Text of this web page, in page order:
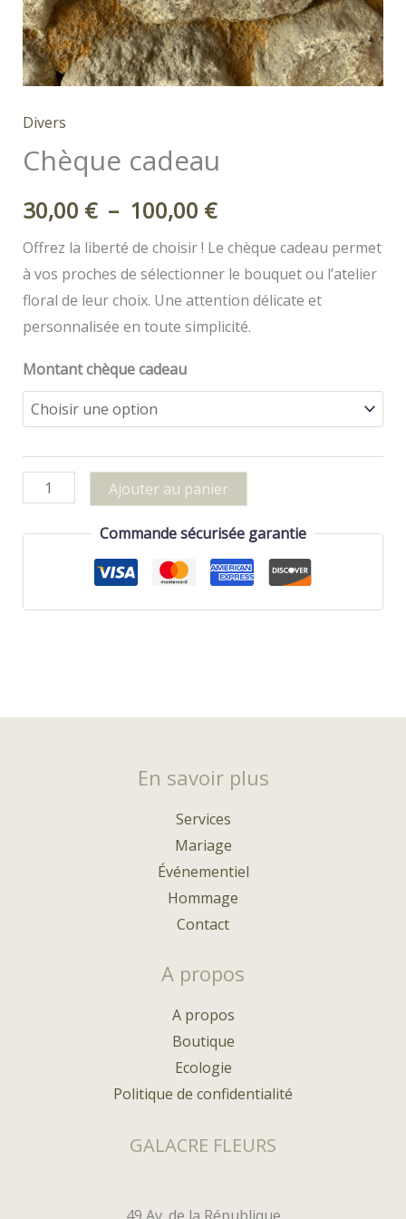
Divers
Chèque cadeau
30,00 € – 100,00 €Plage
de
prix :
30,00 €
Offrez la liberté de choisir ! Le chèque cadeau permet
à vos proches de sélectionner le bouquet ou l’atelier
floral de leur choix. Une attention délicate et
personnalisée en toute simplicité.
Montant chèque cadeau
quantité
de
Chèque
Ajouter au panier
Commande sécurisée garantie
En savoir plus
Services
Mariage
Événementiel
Hommage
Contact
A propos
A propos
Boutique
Ecologie
Politique de confidentialité
GALACRE FLEURS